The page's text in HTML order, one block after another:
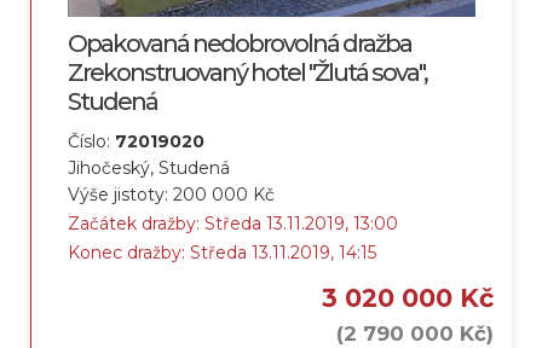
Opakovaná nedobrovolná dražba
Zrekonstruovaný hotel "Žlutá sova",
Studená
Číslo: 72019020
Jihočeský, Studená
Výše jistoty: 200 000 Kč
Začátek dražby: Středa 13.11.2019, 13:00
Konec dražby: Středa 13.11.2019, 14:15
3 020 000 Kč
(2 790 000 Kč)